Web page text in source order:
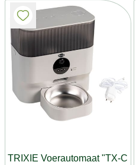
TRIXIE Voerautomaat "TX-C